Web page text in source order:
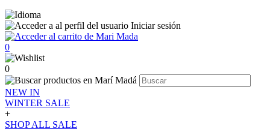
Iniciar sesión
0
0
NEW IN
WINTER SALE
+
SHOP ALL SALE